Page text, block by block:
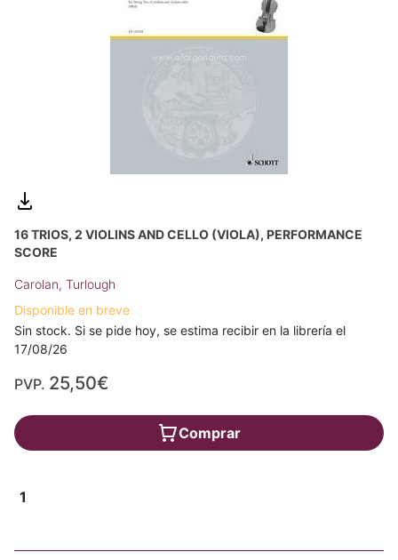
16 TRIOS, 2 VIOLINS AND CELLO (VIOLA), PERFORMANCE
SCORE
Carolan, Turlough
Disponible en breve
Sin stock. Si se pide hoy, se estima recibir en la librería el
17/08/26
PVP. 25,50€
Comprar
1